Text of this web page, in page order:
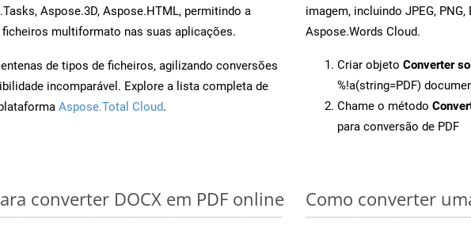
Aspose.3D, Aspose.HTML, permitindo a
ficheiros multiformato nas suas aplicações.
de tipos de ficheiros, agilizando conversões
incomparável. Explore a lista completa de
Aspose.Total Cloud.
imagem, incluindo JPEG, PNG,
Aspose.Words Cloud.
Criar objeto Converter
%!a(string=PDF)
Chame o método
para conversão de PDF
converter DOCX em PDF online Como converter